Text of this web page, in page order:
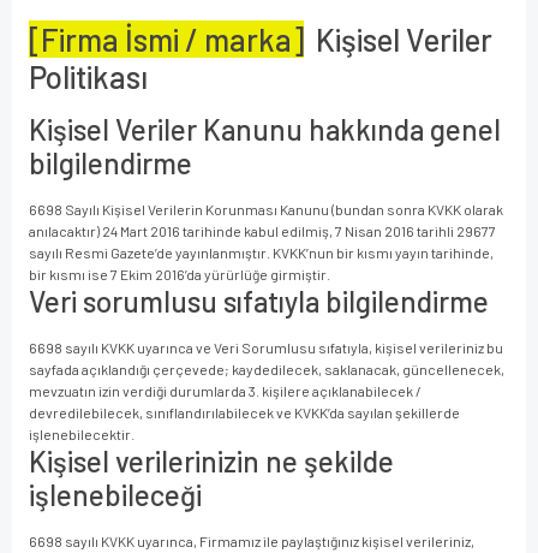
[Firma İsmi / marka] Kişisel Veriler
Politikası
Kişisel Veriler Kanunu hakkında genel
bilgilendirme
6698 Sayılı Kişisel Verilerin Korunması Kanunu (bundan sonra KVKK olarak
anılacaktır) 24 Mart 2016 tarihinde kabul edilmiş, 7 Nisan 2016 tarihli 29677
sayılı Resmi Gazete’de yayınlanmıştır. KVKK’nun bir kısmı yayın tarihinde,
bir kısmı ise 7 Ekim 2016’da yürürlüğe girmiştir.
Veri sorumlusu sıfatıyla bilgilendirme
6698 sayılı KVKK uyarınca ve Veri Sorumlusu sıfatıyla, kişisel verileriniz bu
sayfada açıklandığı çerçevede; kaydedilecek, saklanacak, güncellenecek,
mevzuatın izin verdiği durumlarda 3. kişilere açıklanabilecek /
devredilebilecek, sınıflandırılabilecek ve KVKK’da sayılan şekillerde
işlenebilecektir.
Kişisel verilerinizin ne şekilde
işlenebileceği
6698 sayılı KVKK uyarınca, Firmamız ile paylaştığınız kişisel verileriniz,